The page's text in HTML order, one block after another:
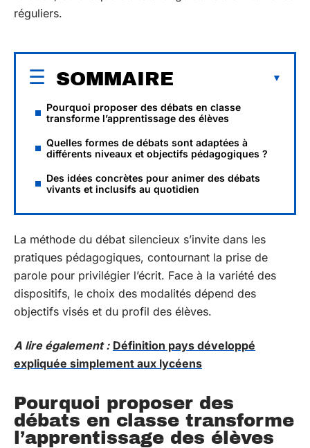
réguliers.
SOMMAIRE
Pourquoi proposer des débats en classe
transforme l’apprentissage des élèves
Quelles formes de débats sont adaptées à
différents niveaux et objectifs pédagogiques ?
Des idées concrètes pour animer des débats
vivants et inclusifs au quotidien
La méthode du débat silencieux s’invite dans les
pratiques pédagogiques, contournant la prise de
parole pour privilégier l’écrit. Face à la variété des
dispositifs, le choix des modalités dépend des
objectifs visés et du profil des élèves.
A lire également : Définition pays développé
expliquée simplement aux lycéens
Pourquoi proposer des
débats en classe transforme
l’apprentissage des élèves